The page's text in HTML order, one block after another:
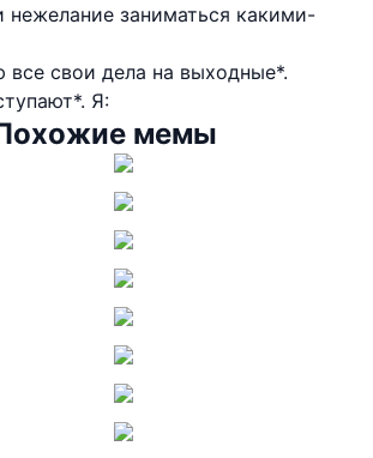
нежелание заниматься какими-
все свои дела на выходные*.
Я:
мемы